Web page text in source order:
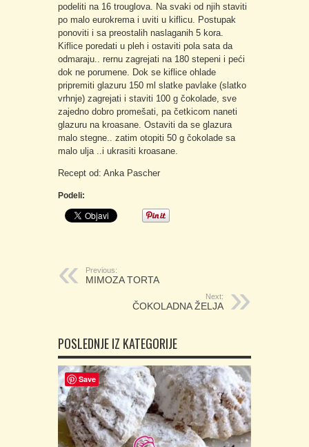
podeliti na 16 trouglova. Na svaki od njih staviti
po malo eurokrema i uviti u kiflicu. Postupak
ponoviti i sa preostalih naslaganih 5 kora.
Kiflice poredati u pleh i ostaviti pola sata da
odmaraju.. rernu zagrejati na 180 stepeni i peći
dok ne porumene. Dok se kiflice ohlade
pripremiti glazuru 150 ml slatke pavlake (slatko
vrhnje) zagrejati i staviti 100 g čokolade, sve
zajedno dobro promešati, pa četkicom naneti
glazuru na kroasane. Ostaviti da se glazura
malo stegne.. zatim otopiti 50 g čokolade sa
malo ulja ..i ukrasiti kroasane.
Recept od: Anka Pascher
Podeli:
Previous:
MIMOZA TORTA
Next:
ČOKOLADNA ŽELJA
POSLEDNJE IZ KATEGORIJE
Save